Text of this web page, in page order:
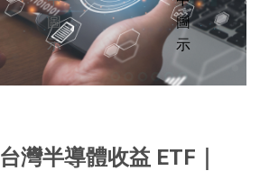
灣半導體收益 ETF｜